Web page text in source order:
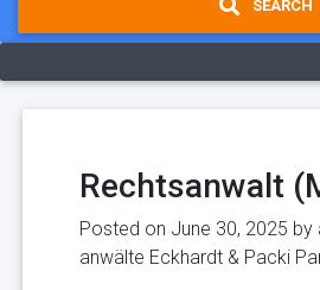
SEARCH
Rechtsanwalt
Posted on June 30, 2025 by
anwälte Eckhardt & Packi